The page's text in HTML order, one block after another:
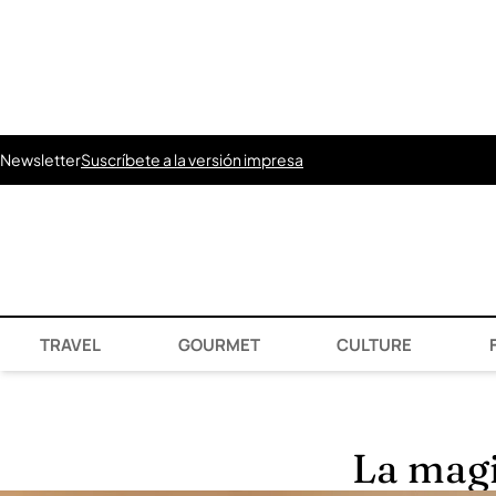
NewsletterSuscríbete a la versión impresa
TRAVEL GOURMET CULTURE
La